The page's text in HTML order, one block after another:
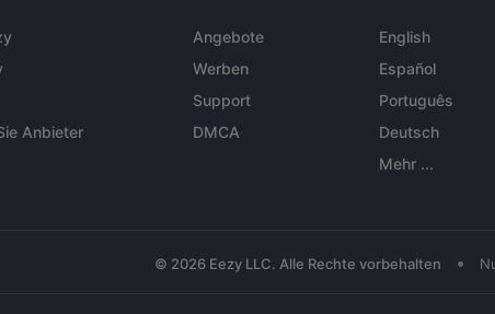
Anbieter
Angebote
Werben
Support
DMCA
English
Español
Português
Deutsch
Mehr ...
© 2026 Eezy LLC. Alle Rechte vorbehalten •